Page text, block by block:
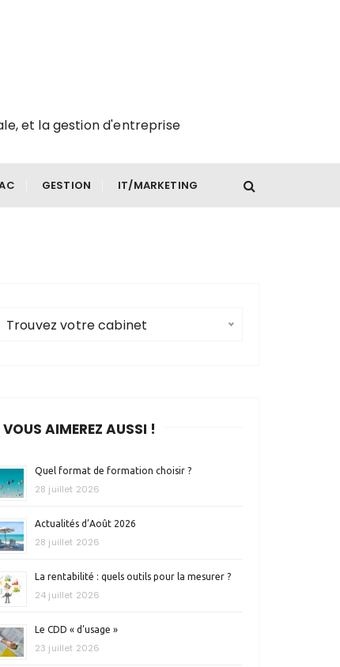
et la gestion d'entreprise
GESTION IT/MARKETING
Trouvez votre cabinet
VOUS AIMEREZ AUSSI !
Quel format de formation choisir ?
28 juillet 2026
Actualités d’Août 2026
28 juillet 2026
La rentabilité : quels outils pour la mesurer ?
24 juillet 2026
Le CDD « d’usage »
23 juillet 2026